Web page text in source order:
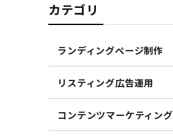
カテゴリ
ランディングページ制作
リスティング広告運用
コンテンツマーケティング